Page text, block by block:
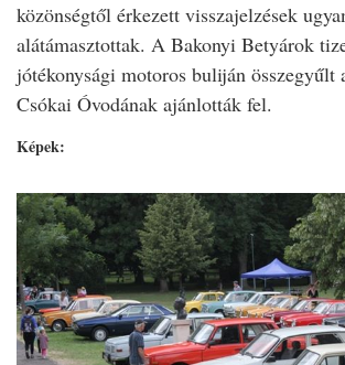
közönségtől érkezett visszajelzések
alátámasztottak. A Bakonyi Betyárok
jótékonysági motoros buliján összegyűlt
Csókai Óvodának ajánlották fel.
Képek: